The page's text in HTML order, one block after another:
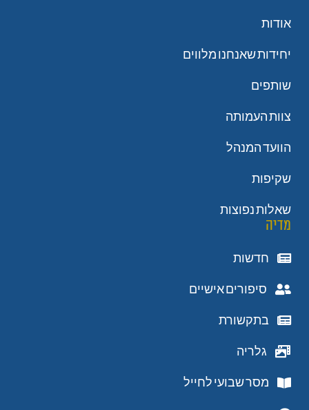
אודות
יחידות שאנחנו מלווים
שותפים
צוות העמותה
הוועד המנהל
שקיפות
שאלות נפוצות
מדיה
חדשות
סיפורים אישיים
בתקשורת
גלריה
מסר שבועי לחייל